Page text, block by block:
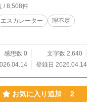
/ 8,508件
エスカレーター
理不尽
感想数 0
文字数 2,640
登録日 2026.04.14
お気に入り追加 2